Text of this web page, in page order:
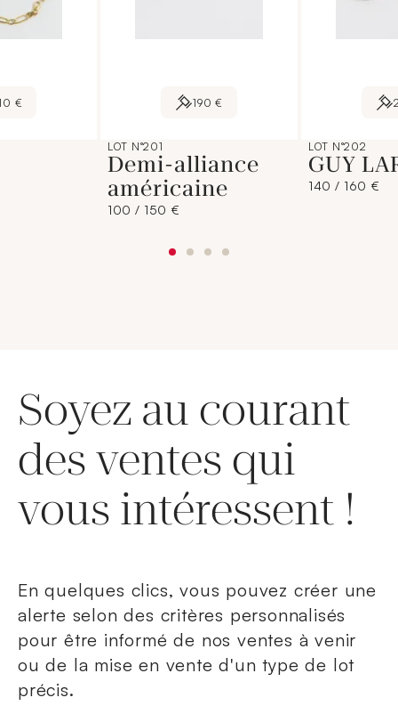
€ 190 €
LOT N°201
Demi-alliance
américaine
100 / 150 €
LOT N°202
GUY
140 / 160 €
Soyez au courant
des ventes qui
vous intéressent !
En quelques clics, vous pouvez créer une
alerte selon des critères personnalisés
pour être informé de nos ventes à venir
ou de la mise en vente d'un type de lot
précis.